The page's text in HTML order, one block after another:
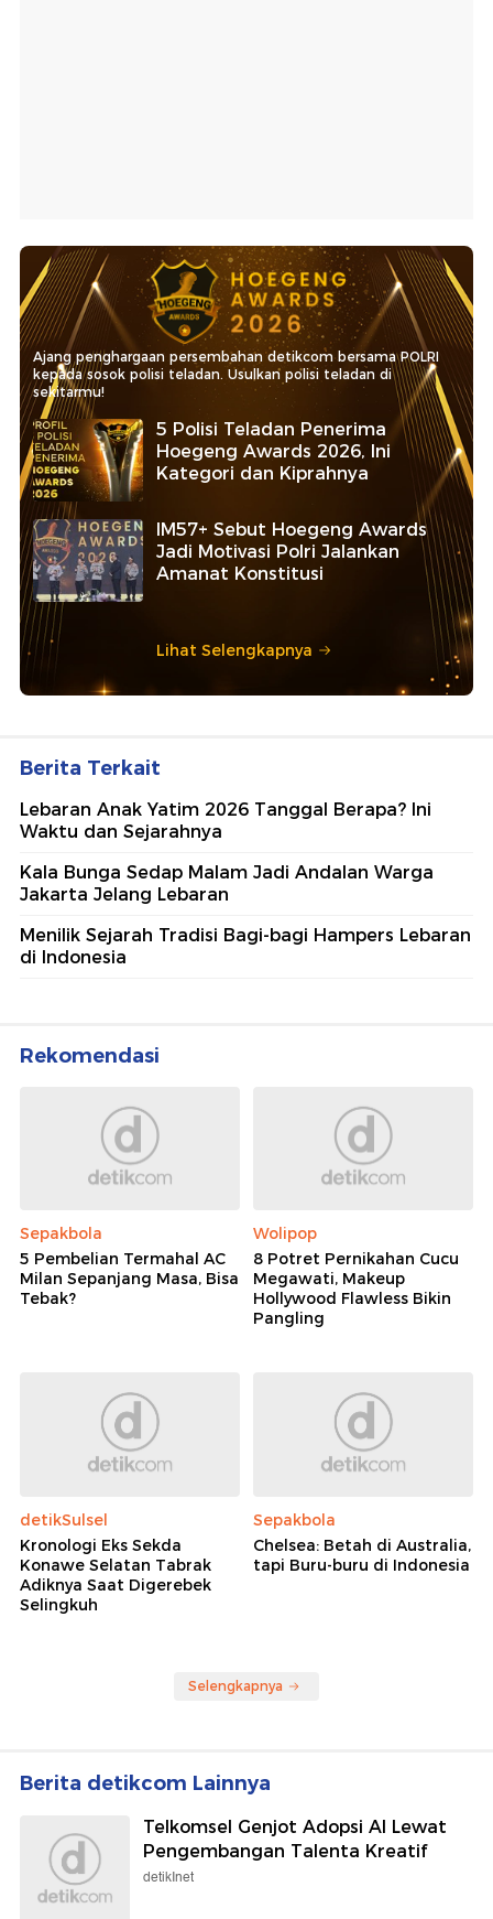
Ajang penghargaan persembahan detikcom bersama POLRI
kepada sosok polisi teladan. Usulkan polisi teladan di
sekitarmu!
5 Polisi Teladan Penerima
Hoegeng Awards 2026, Ini
Kategori dan Kiprahnya
IM57+ Sebut Hoegeng Awards
Jadi Motivasi Polri Jalankan
Amanat Konstitusi
Lihat Selengkapnya
Berita Terkait
Lebaran Anak Yatim 2026 Tanggal Berapa? Ini
Waktu dan Sejarahnya
Kala Bunga Sedap Malam Jadi Andalan Warga
Jakarta Jelang Lebaran
Menilik Sejarah Tradisi Bagi-bagi Hampers Lebaran
di Indonesia
Rekomendasi
Sepakbola
5 Pembelian Termahal AC
Milan Sepanjang Masa, Bisa
Tebak?
Wolipop
8 Potret Pernikahan Cucu
Megawati, Makeup
Hollywood Flawless Bikin
Pangling
detikSulsel
Kronologi Eks Sekda
Konawe Selatan Tabrak
Adiknya Saat Digerebek
Selingkuh
Sepakbola
Chelsea: Betah di Australia,
tapi Buru-buru di Indonesia
Selengkapnya
Berita detikcom Lainnya
Telkomsel Genjot Adopsi AI Lewat
Pengembangan Talenta Kreatif
detikInet